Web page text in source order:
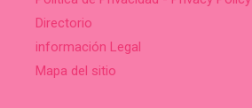
Directorio
información Legal
Mapa del sitio